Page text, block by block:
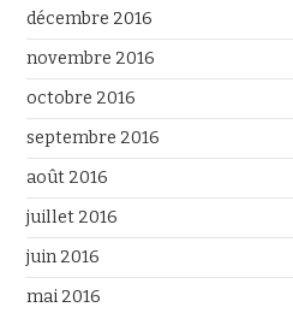
décembre 2016
novembre 2016
octobre 2016
septembre 2016
août 2016
juillet 2016
juin 2016
mai 2016